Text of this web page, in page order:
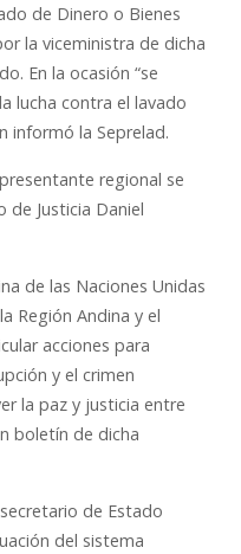
de Dinero o Bienes
la viceministra de dicha
En la ocasión “se
lucha contra el lavado
informó la Seprelad.
regional se
Justicia Daniel
de las Naciones Unidas
Región Andina y el
acciones para
y el crimen
la paz y justicia entre
boletín de dicha
de Estado
del sistema